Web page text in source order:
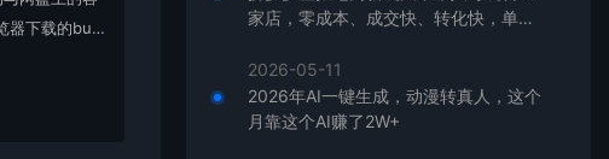
器下载的bu
家店，零成本、成交快、转化快，单店
2026-05-11
2026年AI一键生成，动漫转真人，这个
月靠这个AI赚了2W+